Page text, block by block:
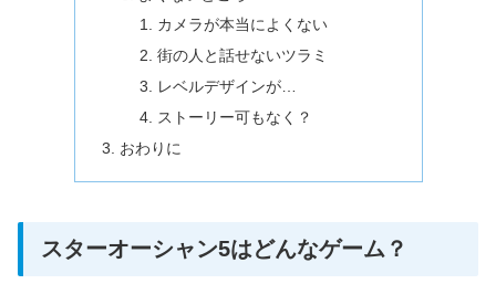
カメラが本当によくない
街の人と話せないツラミ
レベルデザインが…
ストーリー可もなく？
おわりに
スターオーシャン5はどんなゲーム？